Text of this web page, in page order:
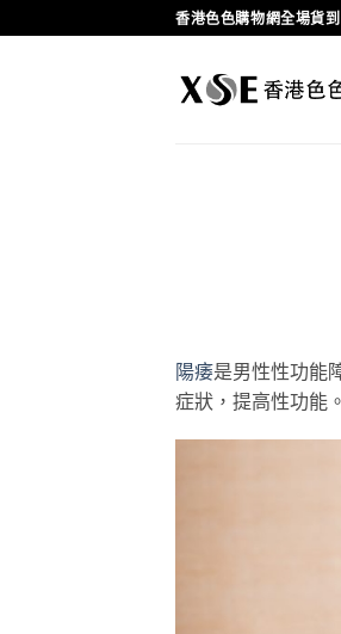
to
香港色色購物網全場貨
陽痿是男性性功能
症狀，提高性功能